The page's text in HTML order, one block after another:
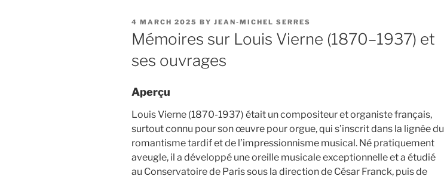
POSTED
ON
4 MARCH 2025 BY JEAN-MICHEL SERRES
Mémoires sur Louis Vierne (1870–1937) et
ses ouvrages
Aperçu
Louis Vierne (1870-1937) était un compositeur et organiste français,
surtout connu pour son œuvre pour orgue, qui s’inscrit dans la lignée du
romantisme tardif et de l’impressionnisme musical. Né pratiquement
aveugle, il a développé une oreille musicale exceptionnelle et a étudié
au Conservatoire de Paris sous la direction de César Franck, puis de